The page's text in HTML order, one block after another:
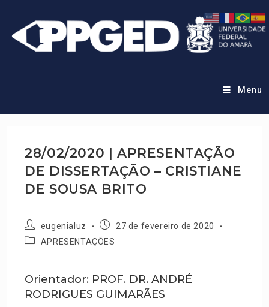
Menu
28/02/2020 | APRESENTAÇÃO
DE DISSERTAÇÃO – CRISTIANE
DE SOUSA BRITO
eugenialuz
27 de fevereiro de 2020
APRESENTAÇÕES
Orientador: PROF. DR. ANDRÉ
RODRIGUES GUIMARÃES